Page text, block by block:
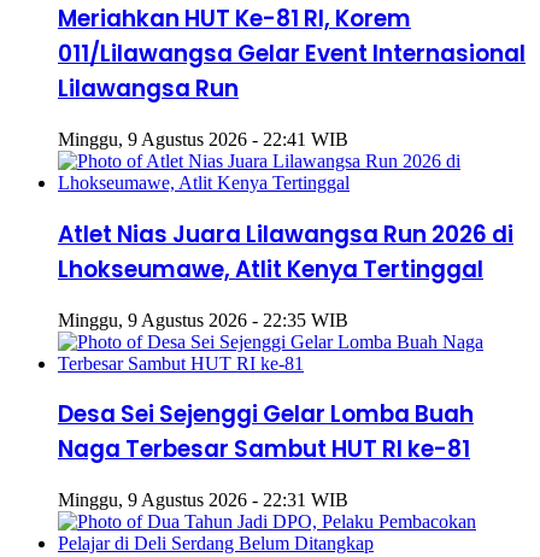
Meriahkan HUT Ke-81 RI, Korem
011/Lilawangsa Gelar Event Internasional
Lilawangsa Run
Minggu, 9 Agustus 2026 - 22:41 WIB
Atlet Nias Juara Lilawangsa Run 2026 di
Lhokseumawe, Atlit Kenya Tertinggal
Minggu, 9 Agustus 2026 - 22:35 WIB
Desa Sei Sejenggi Gelar Lomba Buah
Naga Terbesar Sambut HUT RI ke-81
Minggu, 9 Agustus 2026 - 22:31 WIB